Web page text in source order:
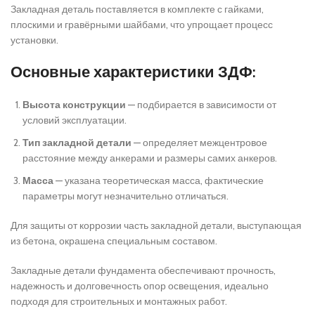
Закладная деталь поставляется в комплекте с гайками,
плоскими и гравёрными шайбами, что упрощает процесс
установки.
Основные характеристики ЗДФ:
Высота конструкции — подбирается в зависимости от
условий эксплуатации.
Тип закладной детали — определяет межцентровое
расстояние между анкерами и размеры самих анкеров.
Масса— указана теоретическая масса, фактические
параметры могут незначительно отличаться.
Для защиты от коррозии часть закладной детали, выступающая
из бетона, окрашена специальным составом.
Закладные детали фундамента обеспечивают прочность,
надежность и долговечность опор освещения, идеально
подходя для строительных и монтажных работ.